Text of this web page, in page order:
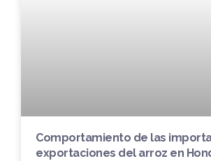
Comportamiento de las
exportaciones del arroz en